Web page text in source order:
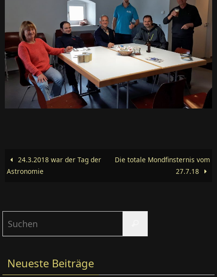
24.3.2018 war der Tag der
Astronomie
Die totale Mondfinsternis vom
27.7.18
Neueste Beiträge